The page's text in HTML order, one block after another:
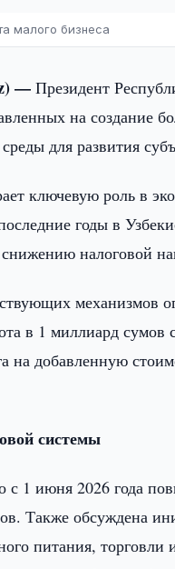
малого бизнеса
—Президент
на создание
для развития
ключевую роль в
годы в
налоговой
механизмов
в 1 миллиард сумов
на добавленную
системы
с 1 июня 2026 года
Также обсуждена
питания, торговли